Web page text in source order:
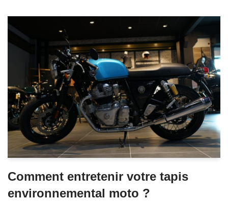
Comment entretenir votre tapis
environnemental moto ?